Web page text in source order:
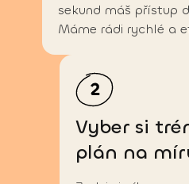
sekund máš přístup
Máme rádi rychlé a
Vyber si
plán na